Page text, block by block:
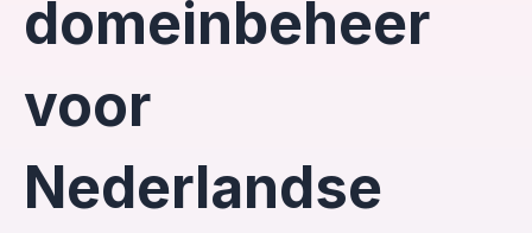
domeinbeheer
voor
Nederlandse